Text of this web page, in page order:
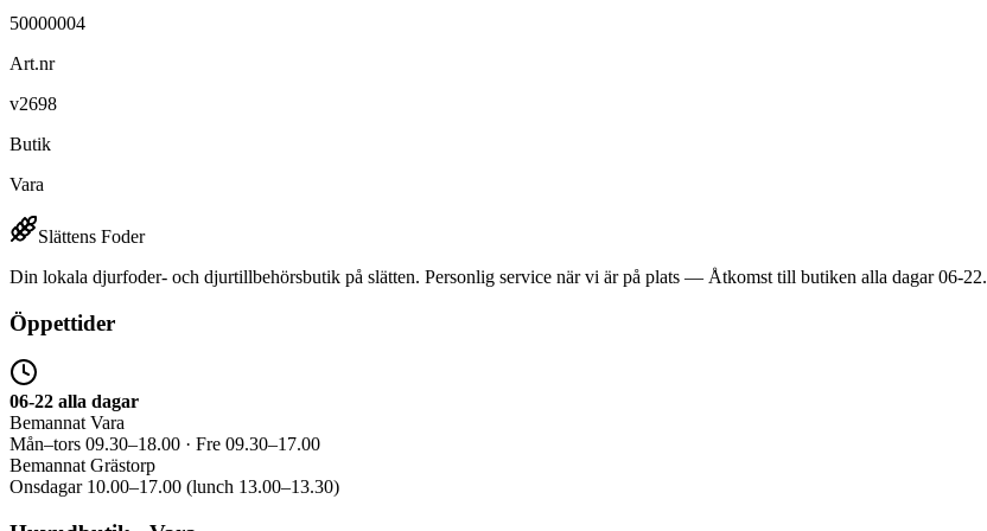
50000004
Art.nr
v2698
Butik
Vara
Slättens Foder
Din lokala djurfoder- och djurtillbehörsbutik på slätten. Personlig service när vi är på plats — Åtkomst till butiken alla dagar 06-22.
Öppettider
06-22 alla dagar
Bemannat Vara
Mån–tors 09.30–18.00 · Fre 09.30–17.00
Bemannat Grästorp
Onsdagar 10.00–17.00 (lunch 13.00–13.30)